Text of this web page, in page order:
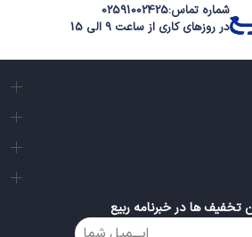
شماره تماس:02591002425
در روزهای کاری از ساعت 9 الی 15
تخفیف ها در خبرنامه ربیع